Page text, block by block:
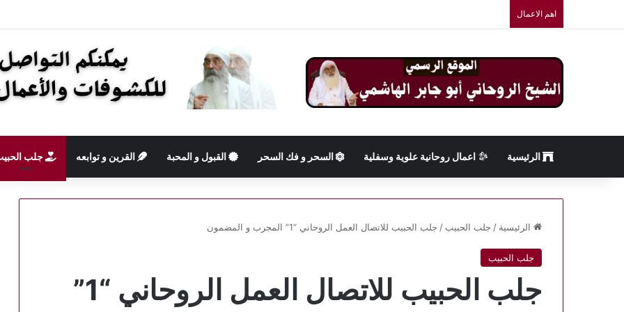
اهم الاعمال
الرئيسية اعمال روحانية علوية وسفلية السحر و فك السحر القبول و المحبة القرين و توابعه جلب
الرئيسية / جلب الحبيب / جلب الحبيب للاتصال العمل الروحاني “1” المجرب و المضمون
جلب الحبيب
جلب الحبيب للاتصال العمل الروحاني “1”